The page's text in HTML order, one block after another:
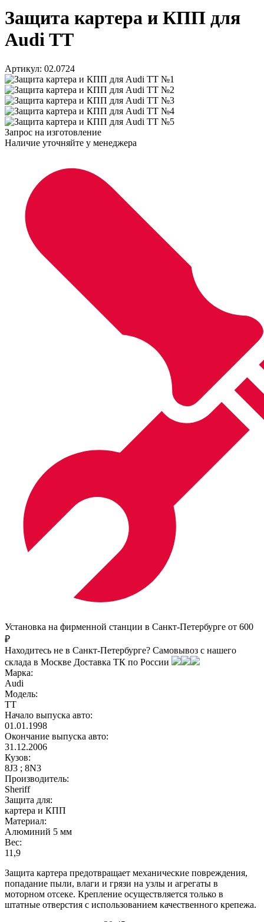
Защита картера и КПП для
Audi TT
Артикул: 02.0724
Запрос на изготовление
Наличие уточняйте у менеджера
Установка на фирменной станции в Санкт-Петербурге от 600
₽
Находитесь не в Санкт-Петербурге? Самовывоз с нашего
склада в Москве Доставка ТК по России
Марка:
Audi
Модель:
TT
Начало выпуска авто:
01.01.1998
Окончание выпуска авто:
31.12.2006
Кузов:
8J3 ; 8N3
Производитель:
Sheriff
Защита для:
картера и КПП
Материал:
Алюминий 5 мм
Вес:
11,9
Защита картера предотвращает механические повреждения,
попадание пыли, влаги и грязи на узлы и агрегаты в
моторном отсеке. Крепление осуществляется только в
штатные отверстия с использованием качественного крепежа.